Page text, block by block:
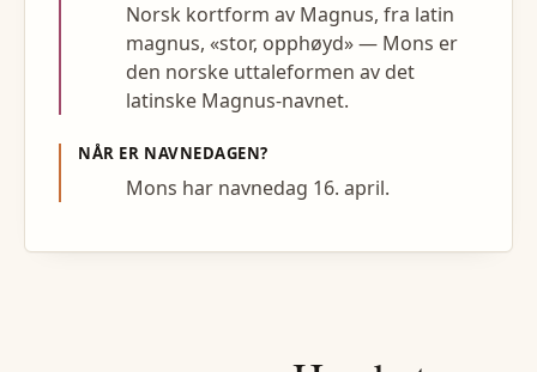
Norsk kortform av Magnus, fra latin
magnus, «stor, opphøyd» — Mons er
den norske uttaleformen av det
latinske Magnus-navnet.
NÅR ER NAVNEDAGEN?
Mons har navnedag 16. april.